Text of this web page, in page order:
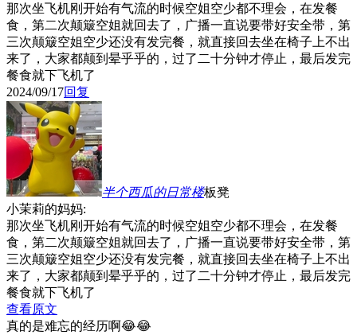
那次坐飞机刚开始有气流的时候空姐空少都不理会，在发餐
食，第二次颠簸空姐就回去了，广播一直说要带好安全带，第
三次颠簸空姐空少还没有发完餐，就直接回去坐在椅子上不出
来了，大家都颠到晕乎乎的，过了二十分钟才停止，最后发完
餐食就下飞机了
2024/09/17回复
半个西瓜的日常楼板凳
小茉莉的妈妈:
那次坐飞机刚开始有气流的时候空姐空少都不理会，在发餐
食，第二次颠簸空姐就回去了，广播一直说要带好安全带，第
三次颠簸空姐空少还没有发完餐，就直接回去坐在椅子上不出
来了，大家都颠到晕乎乎的，过了二十分钟才停止，最后发完
餐食就下飞机了
查看原文
真的是难忘的经历啊😂😂